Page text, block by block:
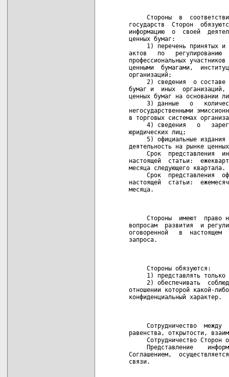
Стороны  в
государств  Сторон
информацию  о  своей
ценных бумаг:
1) перечень принятых и
актов   по   регулированию
профессиональных
ценными  бумагами,
организаций;
2) сведения  о составе
бумаг и  иных  организаций,
ценных бумаг на основании
3) данные   о
негосударственными
в торговых системах
4) сведения   о
юридических лиц;
5) официальные издания
деятельность на рынке
Срок  представления
настоящей  статьи:
месяца следующего квартала.
Срок  представления
настоящей  статьи:
месяца.
Стороны  имеют  право
вопросам  развития  и
оговоренной   в  настоящем
запроса.
     Стороны обязуются:
1) представлять только
2) обеспечивать
отношении которой какой-
конфиденциальный характер.
Сотрудничество  между
равенства, открытости,
Сотрудничество Сторон
Представление
Соглашением,
связи.